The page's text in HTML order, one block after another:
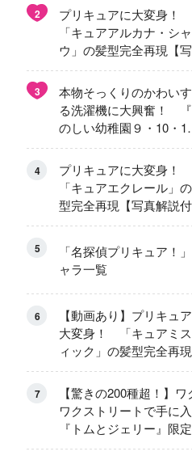
2
プリキュアに大変身！
「キュアアルカナ・シ
ウ」の髪型完全再現【
解説付き】
3
本物そっくりのかわい
る洗濯機に大興奮！
のしい幼稚園９・10・
月号』だけのオリジナ
録「プリキュア くるく
せんたくき」
4
プリキュアに大変身！
「キュアエクレール」
型完全再現【写真解説付
き】
5
「名探偵プリキュア！
ャラ一覧
6
【動画あり】プリキュ
大変身！ 「キュアミ
ィック」の髪型完全再現
7
【驚きの200種超！】ワ
ワクストリートで手に
『トムとジェリー』限
ッズ特集